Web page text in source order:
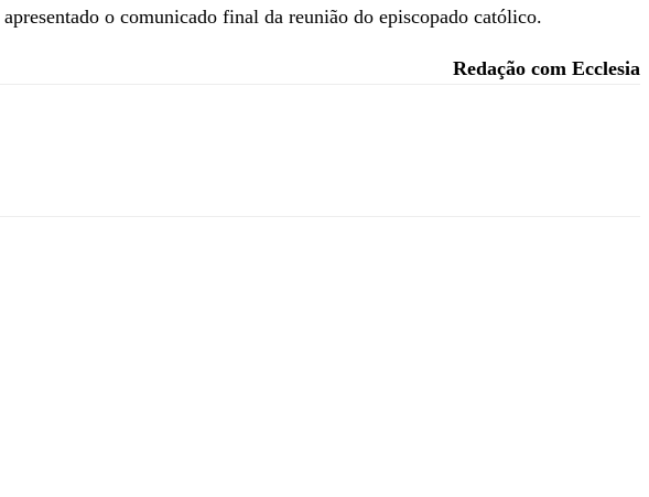
o comunicado final da reunião do episcopado católico.
Redação com Ecclesia